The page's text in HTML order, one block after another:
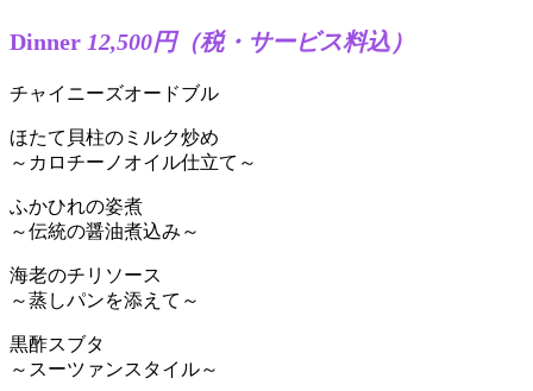
Dinner 12,500円（税・サービス料込）
チャイニーズオードブル
ほたて貝柱のミルク炒め
～カロチーノオイル仕立て～
ふかひれの姿煮
～伝統の醤油煮込み～
海老のチリソース
～蒸しパンを添えて～
黒酢スブタ
～スーツァンスタイル～